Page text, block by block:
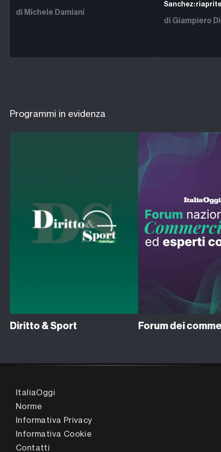
di Michele Damiani
Sanchez:
di Giampiero
Programmi in evidenza
Diritto & Sport
ItaliaOggi
Norme
Informativa Privacy
Informativa Cookie
Contatti